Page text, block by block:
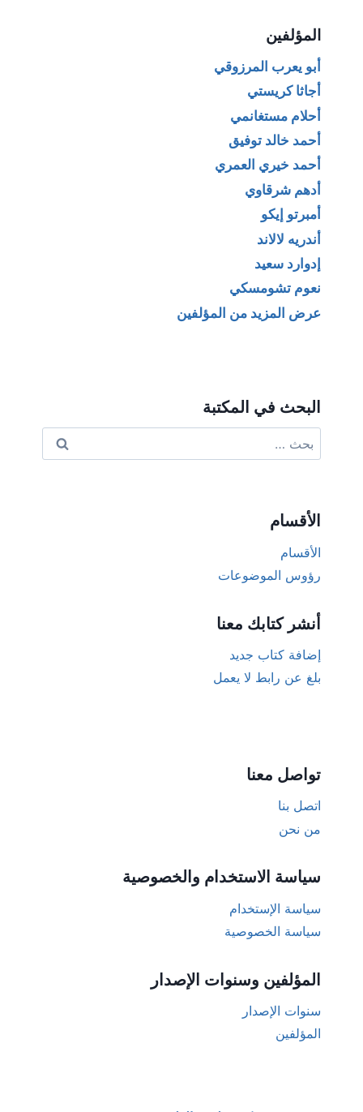
المؤلفين
أبو يعرب المرزوقي
أجاثا كريستي
أحلام مستغانمي
أحمد خالد توفيق
أحمد خيري العمري
أدهم شرقاوي
أمبرتو إيكو
أندريه لالاند
إدوارد سعيد
نعوم تشومسكي
عرض المزيد من المؤلفين
البحث في المكتبة
عن:
الأقسام
الأقسام
رؤوس الموضوعات
أنشر كتابك معنا
إضافة كتاب جديد
بلغ عن رابط لا يعمل
تواصل معنا
اتصل بنا
من نحن
سياسة الاستخدام والخصوصية
سياسة الإستخدام
سياسة الخصوصية
المؤلفين وسنوات الإصدار
سنوات الإصدار
المؤلفين